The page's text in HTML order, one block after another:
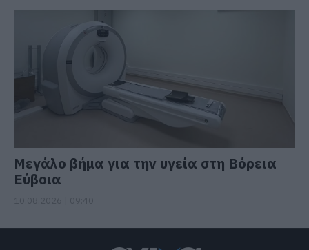
Μεγάλο βήμα για την υγεία στη Βόρεια
Εύβοια